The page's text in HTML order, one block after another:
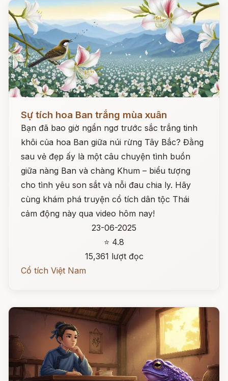
Sự tích hoa Ban trắng mùa xuân
Bạn đã bao giờ ngẩn ngơ trước sắc trắng tinh
khôi của hoa Ban giữa núi rừng Tây Bắc? Đằng
sau vẻ đẹp ấy là một câu chuyện tình buồn
giữa nàng Ban và chàng Khum – biểu tượng
cho tình yêu son sắt và nỗi đau chia ly. Hãy
cùng khám phá truyện cổ tích dân tộc Thái
cảm động này qua video hôm nay!
23-06-2025
⭐ 4.8
15,361 lượt đọc
Cổ tích Việt Nam